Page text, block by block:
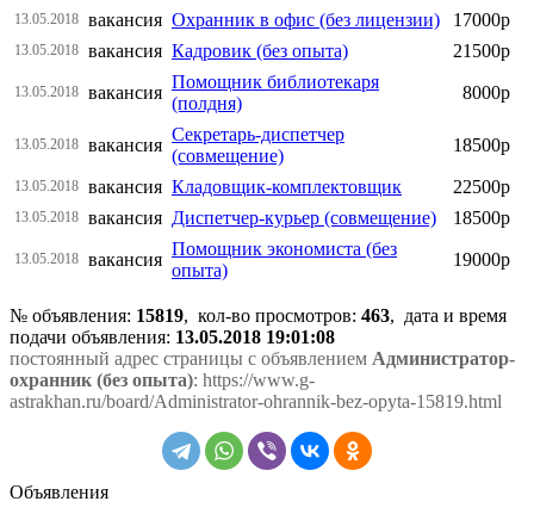
13.05.2018 вакансия Охранник в офис (без лицензии) 17000р
13.05.2018 вакансия Кадровик (без опыта) 21500р
13.05.2018 вакансия
Помощник библиотекаря
(полдня)
8000р
13.05.2018 вакансия
Секретарь-диспетчер
(совмещение)
18500р
13.05.2018 вакансия Кладовщик-комплектовщик 22500р
13.05.2018 вакансия Диспетчер-курьер (совмещение) 18500р
13.05.2018 вакансия
Помощник экономиста (без
опыта)
19000р
№ объявления: 15819, кол-во просмотров: 463, дата и время
подачи объявления: 13.05.2018 19:01:08
постоянный адрес страницы с объявлением Администратор-
охранник (без опыта): https://www.g-
astrakhan.ru/board/Administrator-ohrannik-bez-opyta-15819.html
Объявления